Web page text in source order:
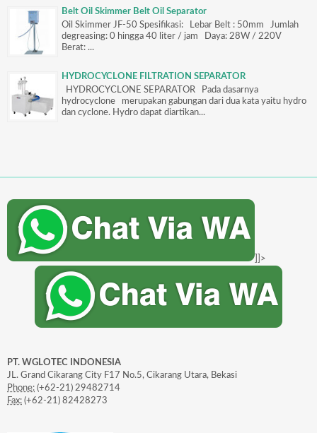
Belt Oil Skimmer Belt Oil Separator
Oil Skimmer JF-50 Spesifikasi: Lebar Belt : 50mm Jumlah
degreasing: 0 hingga 40 liter / jam Daya: 28W / 220V
Berat: ...
HYDROCYCLONE FILTRATION SEPARATOR
HYDROCYCLONE SEPARATOR Pada dasarnya
hydrocyclone merupakan gabungan dari dua kata yaitu hydro
dan cyclone. Hydro dapat diartikan...
]]>
PT. WGLOTEC INDONESIA
JL. Grand Cikarang City F17 No.5, Cikarang Utara, Bekasi
Phone: (+62-21) 29482714
Fax: (+62-21) 82428273